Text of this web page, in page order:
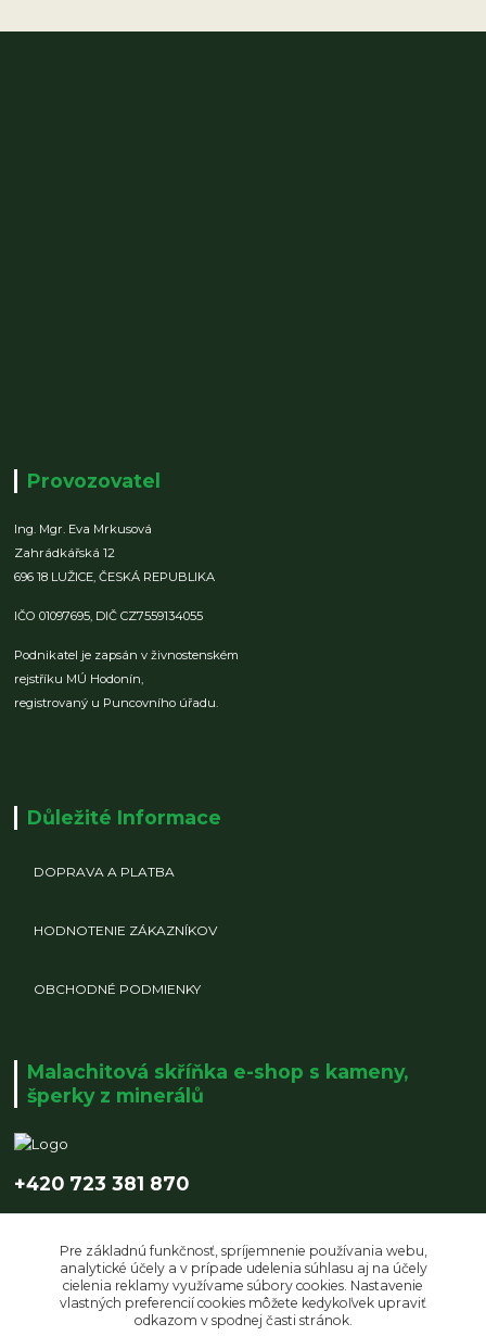
Provozovatel
Ing. Mgr. Eva Mrkusová
Zahrádkářská 12
696 18 LUŽICE,ČESKÁ REPUBLIKA
IČO 01097695, DIČ CZ7559134055
Podnikatel je zapsán v živnostenském
rejstříku MÚ Hodonín,
registrovaný u Puncovního úřadu.
Důležité Informace
DOPRAVA A PLATBA
HODNOTENIE ZÁKAZNÍKOV
OBCHODNÉ PODMIENKY
Malachitová skříňka e-shop s kameny,
šperky z minerálů
+420 723 381 870
Pre základnú funkčnosť, spríjemnenie používania webu,
analytické účely a v prípade udelenia súhlasu aj na účely
cielenia reklamy využívame súbory cookies. Nastavenie
vlastných preferencií cookies môžete kedykoľvek upraviť
odkazom v spodnej časti stránok.